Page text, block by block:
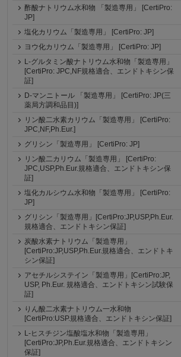
酢酸ナトリウム水和物 「製造専用」 [CertiPro:
JP]
塩化カリウム「製造専用」 [CertiPro: JP]
ヨウ化カリウム「製造専用」 [CertiPro: JP]
L-グルタミン酸ナトリウム水和物「製造専用」
[CertiPro: JPC,NF規格適合、エンドトキシン保
証]
D-マンニトール 「製造専用」 [CertiPro: JP(三
薬局方調和品目)]
リン酸二水素カリウム「製造専用」 [CertiPro:
JPC,NF,Ph.Eur.]
グリシン「製造専用」 [CertiPro: JP]
リン酸二カリウム「製造専用」 [CertiPro:
JPC,USP,Ph.Eur.規格適合、エンドトキシン保
証]
塩化カルシウム水和物「製造専用」 [CertiPro:
JP]
グリシン「製造専用」[CertiPro:JP,USP,Ph.Eur.
規格適合、エンドトキシン保証]
炭酸水素ナトリウム「製造専用」
[CertiPro:JP,USP,Ph.Eur.規格適合、エンドトキ
シン保証]
アセチルシステイン「製造専用」[CertiPro:JP,
USP, Ph.Eur. 規格適合、エンドトキシン試験保
証]
りん酸二水素ナトリウム一水和物
[CertiPro:USP.規格適合、エンドトキシン保証]
L-ヒスチジン塩酸塩水和物「製造専用」
[CertiPro:JP,Ph.Eur.規格適合、エンドトキシン
保証]